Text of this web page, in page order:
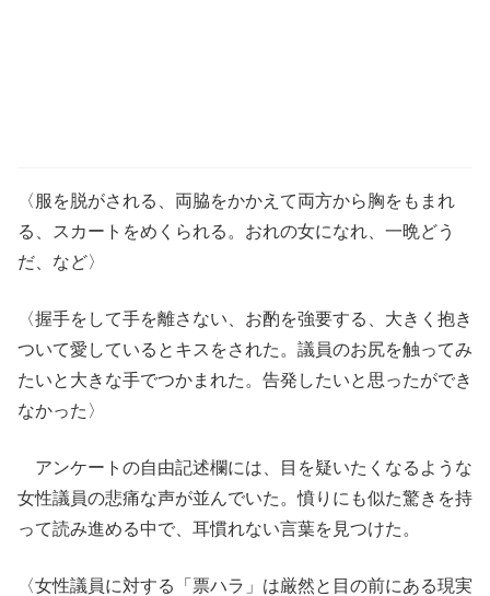
〈服を脱がされる、両脇をかかえて両方から胸をもまれ
る、スカートをめくられる。おれの女になれ、一晩どう
だ、など〉
〈握手をして手を離さない、お酌を強要する、大きく抱き
ついて愛しているとキスをされた。議員のお尻を触ってみ
たいと大きな手でつかまれた。告発したいと思ったができ
なかった〉
アンケートの自由記述欄には、目を疑いたくなるような
女性議員の悲痛な声が並んでいた。憤りにも似た驚きを持
って読み進める中で、耳慣れない言葉を見つけた。
〈女性議員に対する「票ハラ」は厳然と目の前にある現実